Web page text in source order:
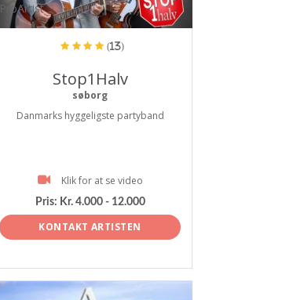
ProArtist
(13)
Stop1Halv
søborg
Danmarks hyggeligste partyband
Klik for at se video
Pris: Kr. 4.000 - 12.000
KONTAKT ARTISTEN